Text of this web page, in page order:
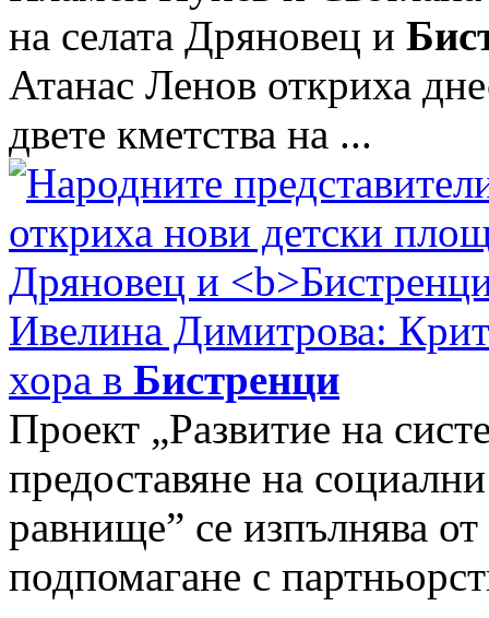
на селата Дряновец и
Атанас Ленов откриха
двете кметства на ...
Ивелина Димитрова:
хора в Бистренци
Проект „Развитие на
предоставяне на
равнище” се изпълнява
подпомагане с